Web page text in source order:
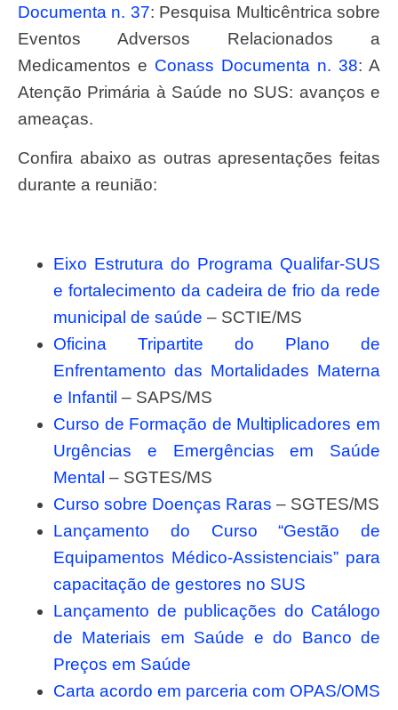
Documenta n. 37: Pesquisa Multicêntrica sobre
Eventos Adversos Relacionados a
Medicamentos e Conass Documenta n. 38: A
Atenção Primária à Saúde no SUS: avanços e
ameaças.
Confira abaixo as outras apresentações feitas
durante a reunião:
Eixo Estrutura do Programa Qualifar-SUS
e fortalecimento da cadeira de frio da rede
municipal de saúde – SCTIE/MS
Oficina Tripartite do Plano de
Enfrentamento das Mortalidades Materna
e Infantil – SAPS/MS
Curso de Formação de Multiplicadores em
Urgências e Emergências em Saúde
Mental – SGTES/MS
Curso sobre Doenças Raras – SGTES/MS
Lançamento do Curso “Gestão de
Equipamentos Médico-Assistenciais” para
capacitação de gestores no SUS
Lançamento de publicações do Catálogo
de Materiais em Saúde e do Banco de
Preços em Saúde
Carta acordo em parceria com OPAS/OMS